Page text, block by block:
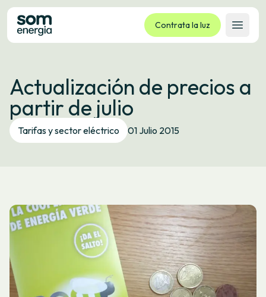
Contrata la luz
Abrir
Tarifas
Servicios
Empresas
La cooperativa
Idioma: ES CA GL EU
Actualización de precios a
partir de julio
Tarifas y sector eléctrico 01 Julio 2015